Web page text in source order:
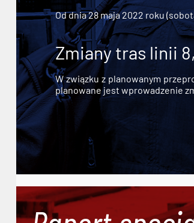
Od dnia 28 maja 2022 roku
Zmiany tras linii 8,
W związku z planowanym
planowane jest wprowadzenie